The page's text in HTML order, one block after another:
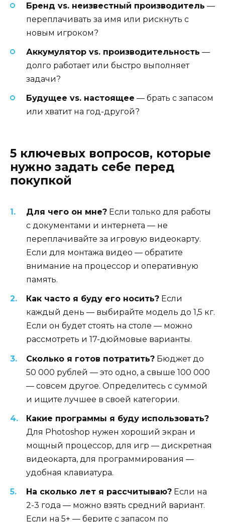
Бренд vs. неизвестный производитель —
переплачивать за имя или рискнуть с
новым игроком?
Аккумулятор vs. производительность —
долго работает или быстро выполняет
задачи?
Будущее vs. настоящее — брать с запасом
или хватит на год-другой?
5 ключевых вопросов, которые
нужно задать себе перед
покупкой
Для чего он мне? Если только для работы
с документами и интернета — не
переплачивайте за игровую видеокарту.
Если для монтажа видео — обратите
внимание на процессор и оперативную
память.
Как часто я буду его носить? Если
каждый день — выбирайте модель до 1,5 кг.
Если он будет стоять на столе — можно
рассмотреть и 17-дюймовые варианты.
Сколько я готов потратить? Бюджет до
50 000 рублей — это одно, а свыше 100 000
— совсем другое. Определитесь с суммой
и ищите лучшее в своей категории.
Какие программы я буду использовать?
Для Photoshop нужен хороший экран и
мощный процессор, для игр — дискретная
видеокарта, для программирования —
удобная клавиатура.
На сколько лет я рассчитываю? Если на
2-3 года — можно взять средний вариант.
Если на 5+ — берите с запасом по